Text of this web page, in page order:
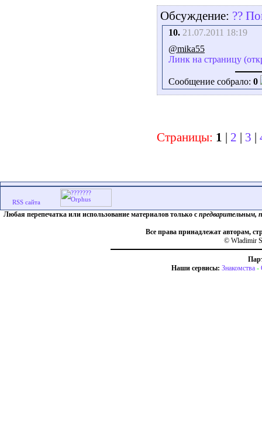
Обсуждение: ??
10. 21.07.2011 18:19
@mika55
Линк на страницу
Сообщение собрало: 0
Страницы: 1 | 2 | 3 |
Любая перепечатка или использование материалов только с предварительным,
Все права принадлежат авторам,
© Wladimir
Наши сервисы: Знакомства -